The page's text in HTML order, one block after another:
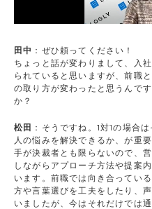
田中 ：ぜひ頼ってください！
ちょっと話が変わりまして、入
られていると思いますが、前職
の取り方が変わったと思うんで
か？
松田 ：そうですね。1対1の場合
人の悩みを解決できるか、が重
手が決裁者とも限らないので、
しながらアプローチ方法や提案
います。前職では向き合ってい
方や言葉選びを工夫をしたり、
いましたが、今はそれだけでは